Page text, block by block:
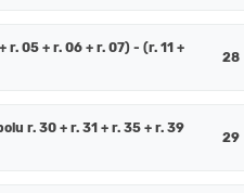
r. 05 + r. 06 + r. 07) - (r. 11 +
28
r. 30 + r. 31 + r. 35 + r. 39
29